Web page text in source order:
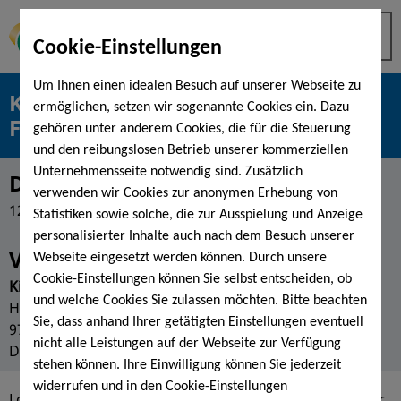
Cookie-Einstellungen
Um Ihnen einen idealen Besuch auf unserer Webseite zu
ermöglichen, setzen wir sogenannte Cookies ein. Dazu
gehören unter anderem Cookies, die für die Steuerung
und den reibungslosen Betrieb unserer kommerziellen
Unternehmensseite notwendig sind. Zusätzlich
verwenden wir Cookies zur anonymen Erhebung von
Statistiken sowie solche, die zur Ausspielung und Anzeige
personalisierter Inhalte auch nach dem Besuch unserer
Webseite eingesetzt werden können. Durch unsere
Cookie-Einstellungen können Sie selbst entscheiden, ob
und welche Cookies Sie zulassen möchten. Bitte beachten
Sie, dass anhand Ihrer getätigten Einstellungen eventuell
nicht alle Leistungen auf der Webseite zur Verfügung
stehen können. Ihre Einwilligung können Sie jederzeit
widerrufen und in den Cookie-Einstellungen
KissSalis MusicNights mit "the
Flunkyballs"
Datum
12.11.2020
Veranstaltungsort
KissSalis Therme,
Heiligenfelder Allee 16,
97688 Bad Kissingen,
Deutschland